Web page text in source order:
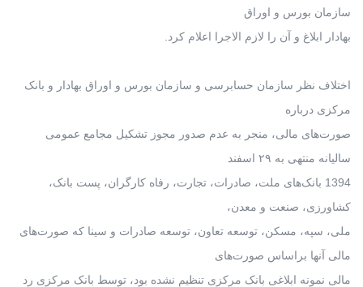
سازمان بورس و اوراق
بهادار ابلاغ و آن را لازم الاجرا اعلام کرد.
اختلاف نظر سازمان حسابرسی و سازمان بورس و اوراق بهادار و بانک
مرکزی درباره
صورت‌های مالی، منجر به عدم صدور مجوز تشکیل مجامع عمومی
سالیانه منتهی به ۲۹ اسفند
1394 بانک‌های ملت، صادرات، تجارت، رفاه کارگران، پست بانک،
کشاورزی، صنعت و معدن،
ملی، سپه، مسکن، توسعه تعاون، توسعه صادرات و سینا که صورت‌های
مالی آنها براساس صورت‌های
مالی نمونه ابلاغی بانک مرکزی تنظیم نشده بود، توسط بانک مرکزی رد